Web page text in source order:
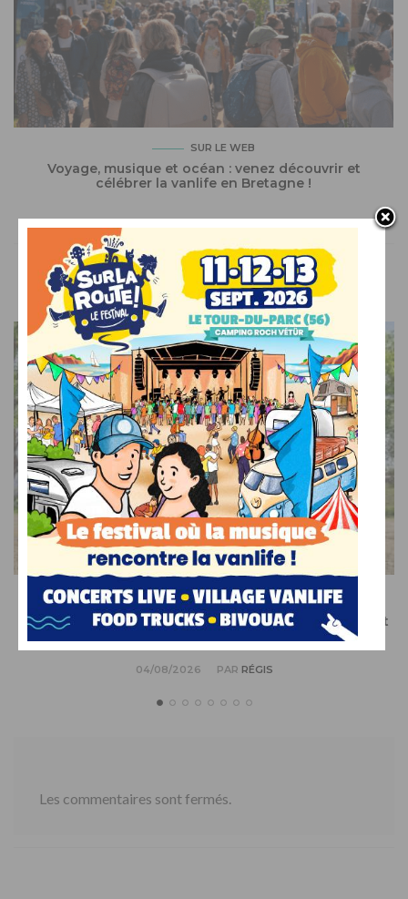
SUR LE WEB
Voyage, musique et océan : venez découvrir et
célébrer la vanlife en Bretagne !
VOUS AIMEREZ AUSSI
CAMPING-CAR NEUF
Profilé étroit Etrusco V 6.8, une deuxième implantation et
04/08/2026 PAR RÉGIS
Les commentaires sont fermés.